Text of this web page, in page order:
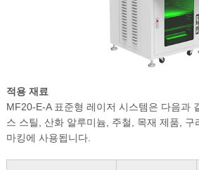
적용 재료
MF20-E-A 표준형 레이저 시스템은 다음과
스 스틸, 산화 알루미늄, 주철, 목재 제품, 구
마킹에 사용됩니다.